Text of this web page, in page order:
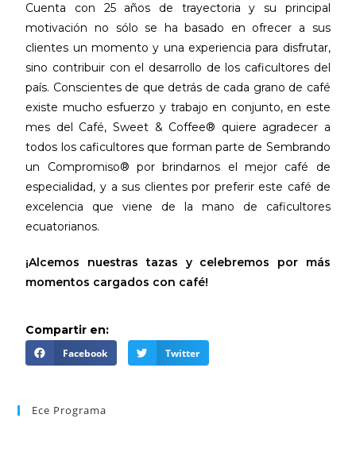
Cuenta con 25 años de trayectoria y su principal
motivación no sólo se ha basado en ofrecer a sus
clientes un momento y una experiencia para disfrutar,
sino contribuir con el desarrollo de los caficultores del
país. Conscientes de que detrás de cada grano de café
existe mucho esfuerzo y trabajo en conjunto, en este
mes del Café, Sweet & Coffee® quiere agradecer a
todos los caficultores que forman parte de Sembrando
un Compromiso® por brindarnos el mejor café de
especialidad, y a sus clientes por preferir este café de
excelencia que viene de la mano de caficultores
ecuatorianos.
¡Alcemos nuestras tazas y celebremos por más
momentos cargados con café!
Compartir en:
Facebook Twitter
Ece Programa